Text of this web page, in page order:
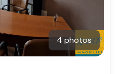
4 photos